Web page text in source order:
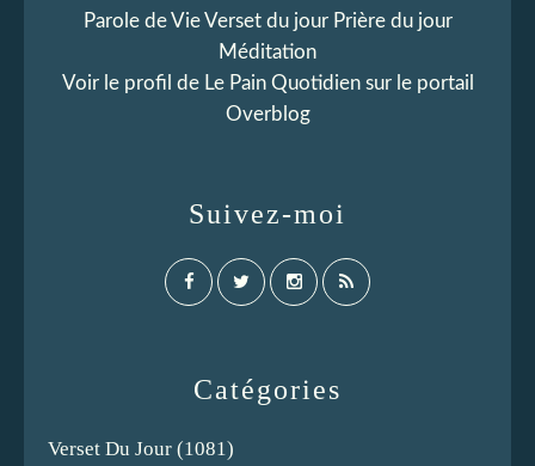
Catégories
Verset Du Jour (1081)
Parole de Vie Verset du jour Prière du jour
Méditation
Voir le profil de Le Pain Quotidiensur le portail
Overblog
Suivez-moi